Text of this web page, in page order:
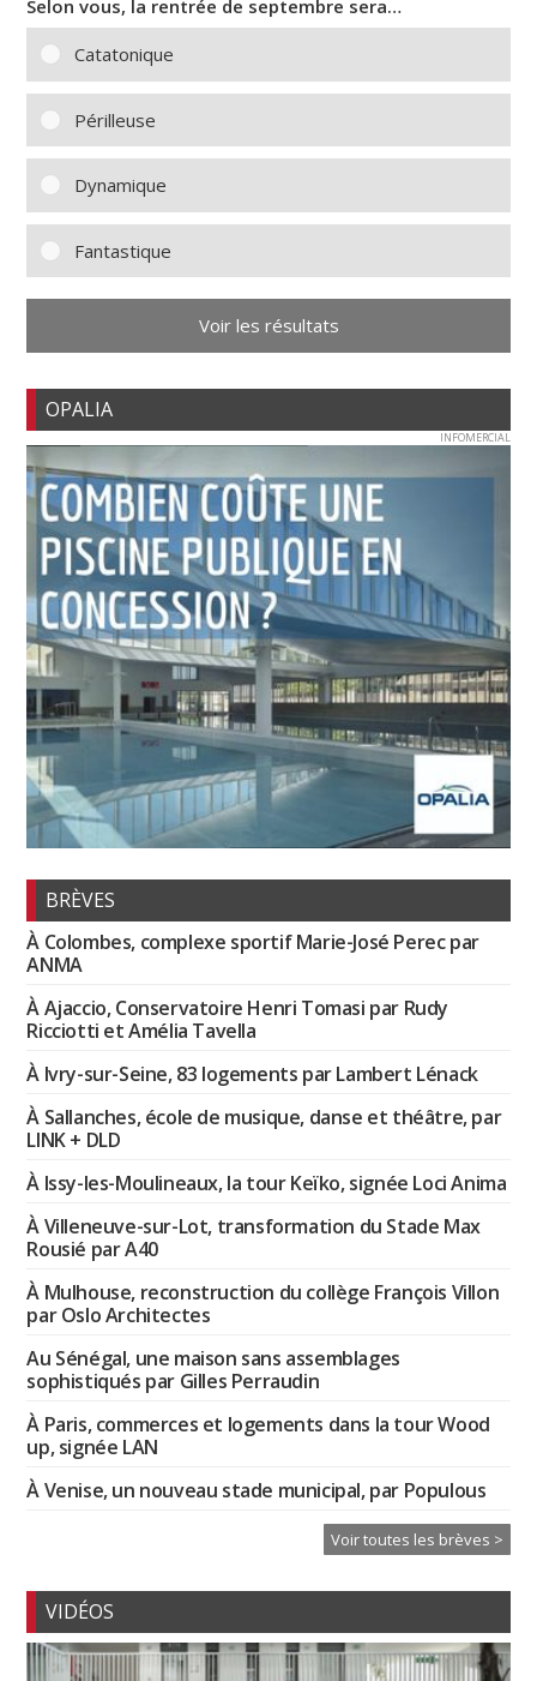
Selon vous, la rentrée de septembre sera…
Catatonique
Périlleuse
Dynamique
Fantastique
Voir les résultats
OPALIA
INFOMERCIAL
BRÈVES
À Colombes, complexe sportif Marie-José Perec par
ANMA
À Ajaccio, Conservatoire Henri Tomasi par Rudy
Ricciotti et Amélia Tavella
À Ivry-sur-Seine, 83 logements par Lambert Lénack
À Sallanches, école de musique, danse et théâtre, par
LINK + DLD
À Issy-les-Moulineaux, la tour Keïko, signée Loci Anima
À Villeneuve-sur-Lot, transformation du Stade Max
Rousié par A40
À Mulhouse, reconstruction du collège François Villon
par Oslo Architectes
Au Sénégal, une maison sans assemblages
sophistiqués par Gilles Perraudin
À Paris, commerces et logements dans la tour Wood
up, signée LAN
À Venise, un nouveau stade municipal, par Populous
Voir toutes les brèves >
VIDÉOS